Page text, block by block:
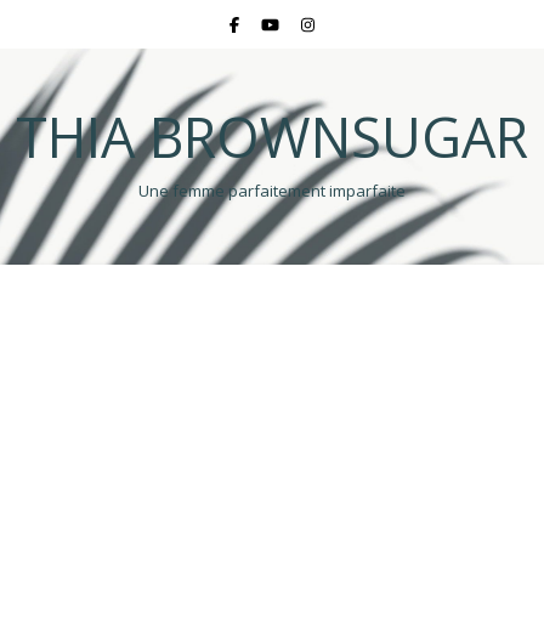
THIA BROWNSUGAR
Une femme parfaitement imparfaite